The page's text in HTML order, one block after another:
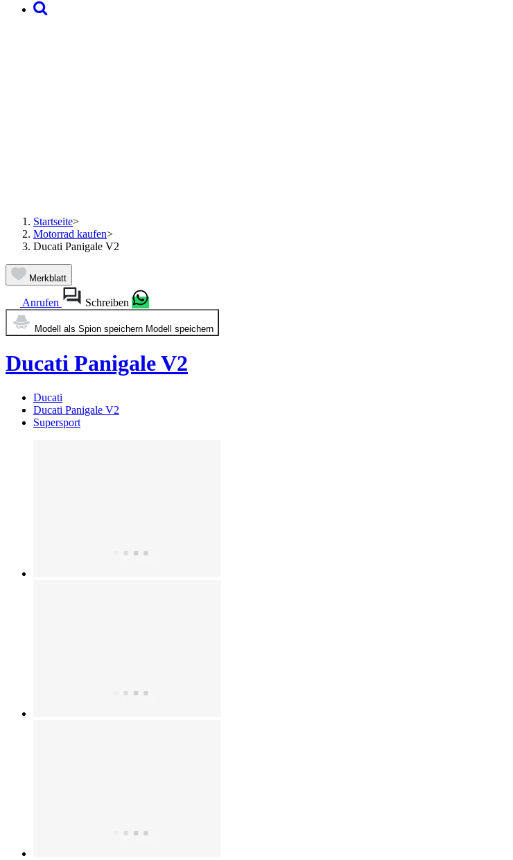
Startseite>
Motorrad kaufen>
Ducati Panigale V2
Merkblatt
Anrufen Schreiben
Modell als Spion speichern Modell speichern
Ducati Panigale V2
Ducati
Ducati Panigale V2
Supersport